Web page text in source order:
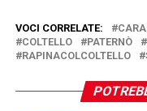
VOCI CORRELATE:
COLTELLO
PATERNÒ
RAPINACOLCOLTELLO